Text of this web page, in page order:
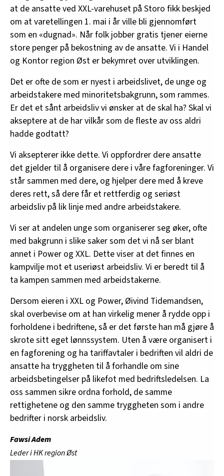
at de ansatte ved XXL-varehuset på Storo fikk beskjed
om at varetellingen 1. mai i år ville bli gjennomført
som en «dugnad». Når folk jobber gratis tjener eierne
store penger på bekostning av de ansatte. Vi i Handel
og Kontor region Øst er bekymret over utviklingen.
Det er ofte de som er nyest i arbeidslivet, de unge og
arbeidstakere med minoritetsbakgrunn, som rammes.
Er det et sånt arbeidsliv vi ønsker at de skal ha? Skal vi
akseptere at de har vilkår som de fleste av oss aldri
hadde godtatt?
Vi aksepterer ikke dette. Vi oppfordrer dere ansatte
det gjelder til å organisere dere i våre fagforeninger. Vi
står sammen med dere, og hjelper dere med å kreve
deres rett, så dere får et rettferdig og seriøst
arbeidsliv på lik linje med andre arbeidstakere.
Vi ser at andelen unge som organiserer seg øker, ofte
med bakgrunn i slike saker som det vi nå ser blant
annet i Power og XXL. Dette viser at det finnes en
kampvilje mot et useriøst arbeidsliv. Vi er beredt til å
ta kampen sammen med arbeidstakerne.
Dersom eieren i XXL og Power, Øivind Tidemandsen,
skal overbevise om at han virkelig mener å rydde opp i
forholdene i bedriftene, så er det første han må gjøre å
skrote sitt eget lønnssystem. Uten å være organisert i
en fagforening og ha tariffavtaler i bedriften vil aldri de
ansatte ha tryggheten til å forhandle om sine
arbeidsbetingelser på likefot med bedriftsledelsen. La
oss sammen sikre ordna forhold, de samme
rettighetene og den samme tryggheten som i andre
bedrifter i norsk arbeidsliv.
Fawsi Adem
Leder i HK region Øst